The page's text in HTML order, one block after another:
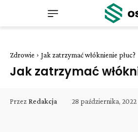
Zdrowie Jak zatrzymać włóknienie płuc?
Jak zatrzymać
Przez Redakcja 28 października, 2022